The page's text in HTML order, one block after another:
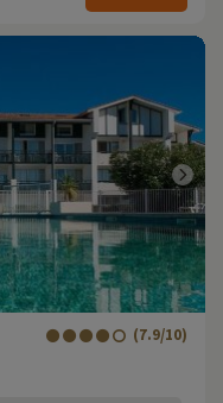
(7.9/10)